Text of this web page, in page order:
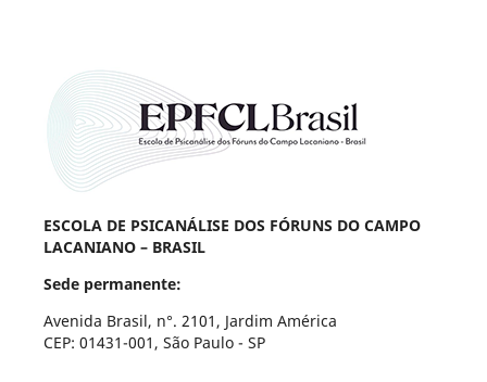
ESCOLA DE PSICANÁLISE DOS FÓRUNS DO CAMPO
LACANIANO – BRASIL
Sede permanente:
Avenida Brasil, n°. 2101, Jardim América
CEP: 01431-001, São Paulo - SP